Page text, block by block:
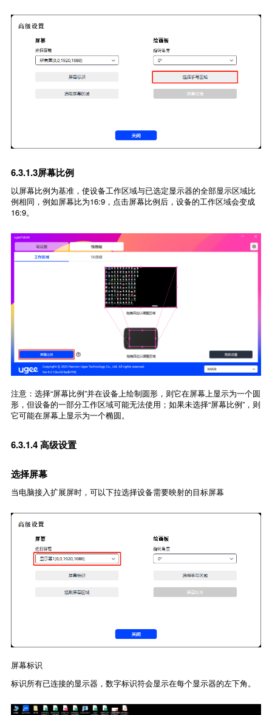
6.3.1.3屏幕比例
以屏幕比例为基准，使设备工作区域与已选定显示器的全部显示区域比
例相同，例如屏幕比为16:9，点击屏幕比例后，设备的工作区域会变成
16:9。
注意：选择“屏幕比例”并在设备上绘制圆形，则它在屏幕上显示为一个圆
形，但设备的一部分工作区域可能无法使用；如果未选择“屏幕比例”，则
它可能在屏幕上显示为一个椭圆。
6.3.1.4 高级设置
选择屏幕
当电脑接入扩展屏时，可以下拉选择设备需要映射的目标屏幕
屏幕标识
标识所有已连接的显示器，数字标识符会显示在每个显示器的左下角。